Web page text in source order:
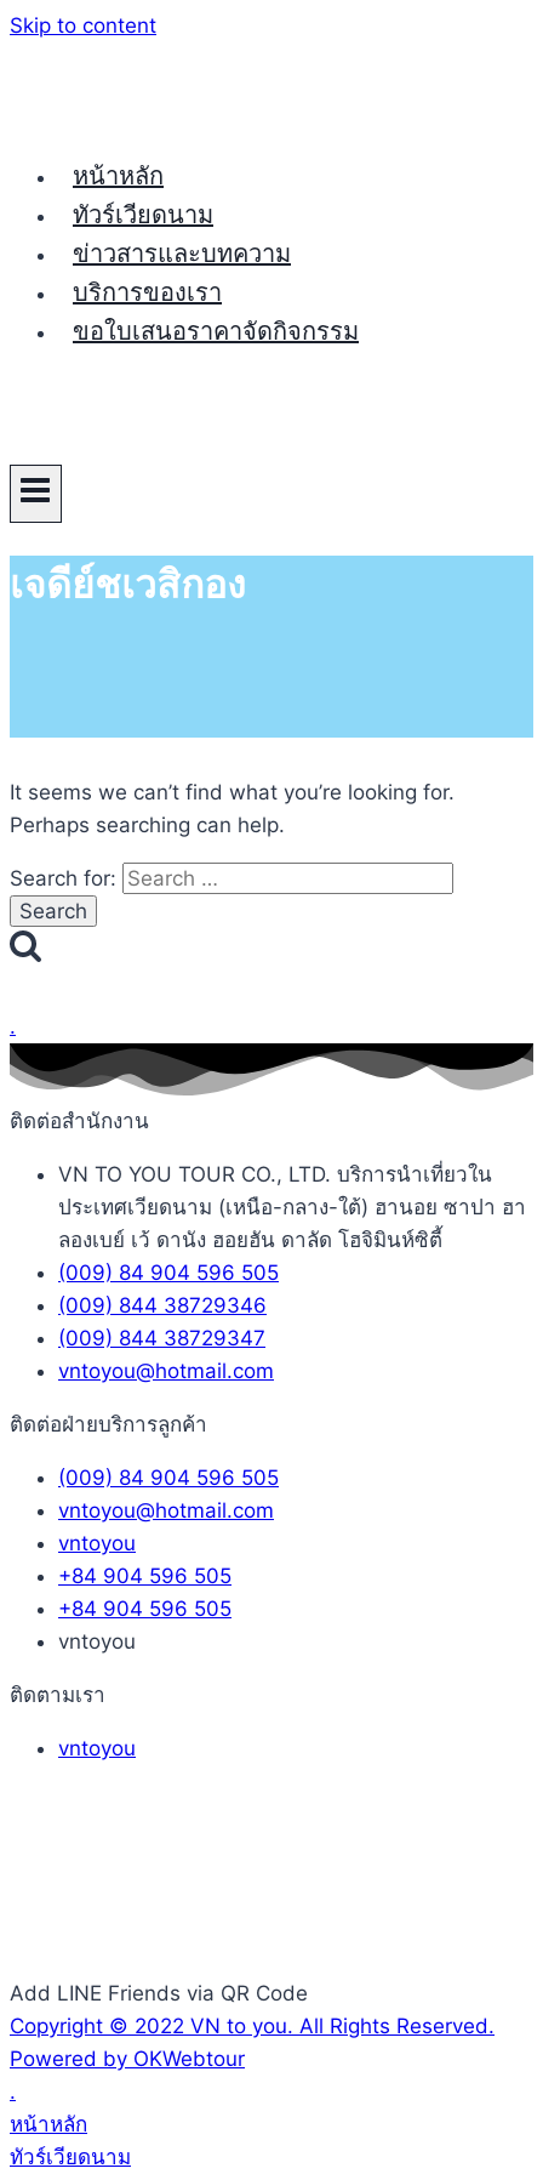
Skip to content
หน้าหลัก
ทัวร์เวียดนาม
ข่าวสารและบทความ
บริการของเรา
ขอใบเสนอราคาจัดกิจกรรม
เจดีย์ชเวสิกอง
It seems we can’t find what you’re looking for.
Perhaps searching can help.
Search for:
.
ติดต่อสำนักงาน
VN TO YOU TOUR CO., LTD. บริการนำเที่ยวใน
ประเทศเวียดนาม (เหนือ-กลาง-ใต้) ฮานอย ซาปา ฮา
ลองเบย์ เว้ ดานัง ฮอยฮัน ดาลัด โฮจิมินห์ซิตี้
(009) 84 904 596 505
(009) 844 38729346
(009) 844 38729347
vntoyou@hotmail.com
ติดต่อฝ่ายบริการลูกค้า
(009) 84 904 596 505
vntoyou@hotmail.com
vntoyou
+84 904 596 505
+84 904 596 505
vntoyou
ติดตามเรา
vntoyou
Add LINE Friends via QR Code
Copyright © 2022 VN to you. All Rights Reserved.
Powered by OKWebtour
.
หน้าหลัก
ทัวร์เวียดนาม